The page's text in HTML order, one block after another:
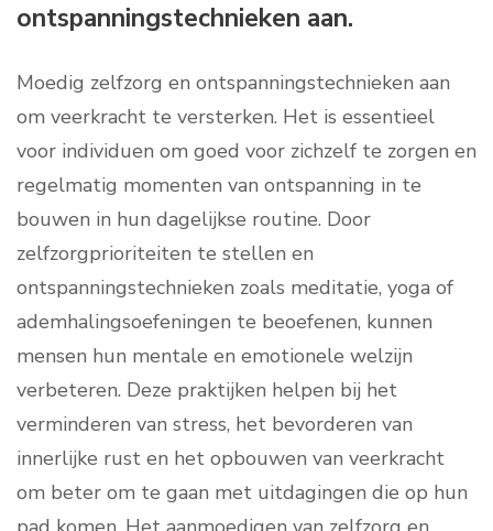
ontspanningstechnieken aan.
Moedig zelfzorg en ontspanningstechnieken aan
om veerkracht te versterken. Het is essentieel
voor individuen om goed voor zichzelf te zorgen en
regelmatig momenten van ontspanning in te
bouwen in hun dagelijkse routine. Door
zelfzorgprioriteiten te stellen en
ontspanningstechnieken zoals meditatie, yoga of
ademhalingsoefeningen te beoefenen, kunnen
mensen hun mentale en emotionele welzijn
verbeteren. Deze praktijken helpen bij het
verminderen van stress, het bevorderen van
innerlijke rust en het opbouwen van veerkracht
om beter om te gaan met uitdagingen die op hun